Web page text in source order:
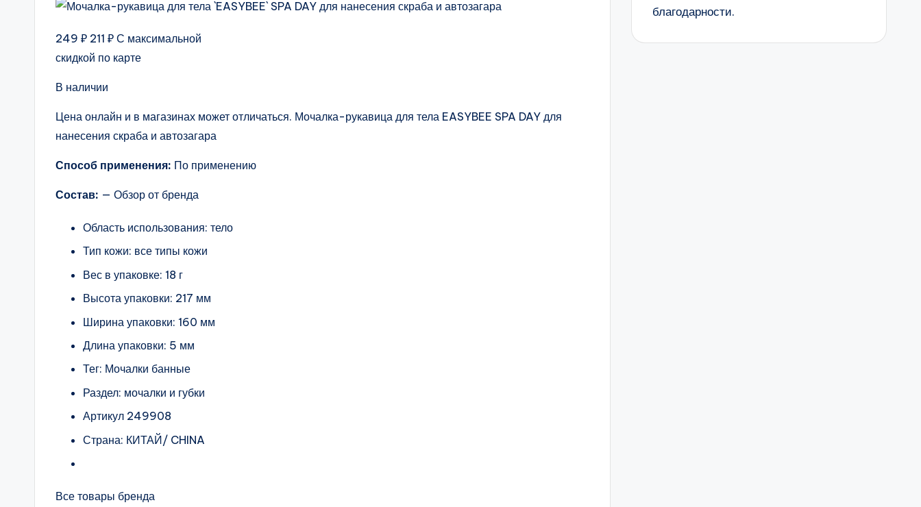
249 ₽ 211 ₽ С максимальной
скидкой по карте
В наличии
Цена онлайн и в магазинах может отличаться. Мочалка-рукавица для тела EASYBEE SPA DAY для
нанесения скраба и автозагара
Способ применения: По применению
Состав: — Обзор от бренда
Область использования: тело
Тип кожи: все типы кожи
Вес в упаковке: 18 г
Высота упаковки: 217 мм
Ширина упаковки: 160 мм
Длина упаковки: 5 мм
Тег: Мочалки банные
Раздел: мочалки и губки
Артикул 249908
Страна: КИТАЙ/ CHINA
Все товары бренда
благодарности.